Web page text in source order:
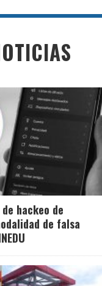
hackeo de
de falsa